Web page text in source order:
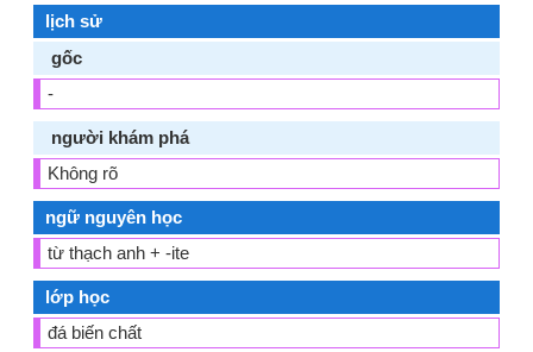
lịch sử
gốc
-
người khám phá
Không rõ
ngữ nguyên học
từ thạch anh + -ite
lớp học
đá biến chất